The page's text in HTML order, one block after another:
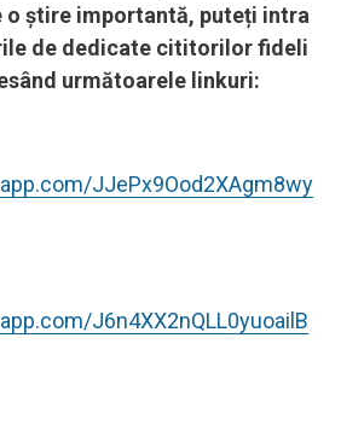
o știre importantă, puteți intra
de dedicate cititorilor fideli
următoarele linkuri:
JJePx9Ood2XAgm8wy
J6n4XX2nQLL0yuoailB